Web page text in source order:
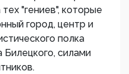
"гениев", которые
город, центр и
полка
Билецкого, силами